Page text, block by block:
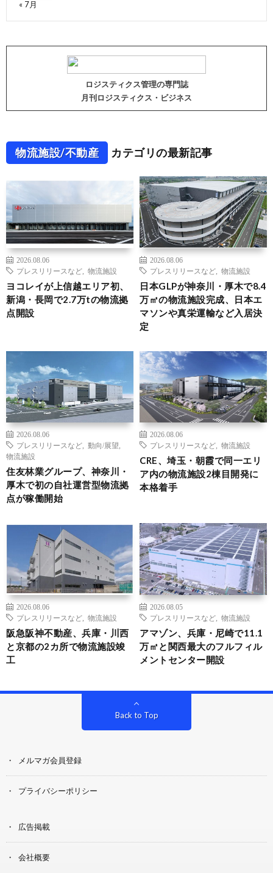
« 7月
ロジスティクス管理の専門誌
月刊ロジスティクス・ビジネス
物流施設/不動産 カテゴリの最新記事
2026.08.06
プレスリリースなど
物流施設
ヨコレイが上信越エリア初、
新潟・長岡で2.7万tの物流拠
点開設
2026.08.06
プレスリリースなど
物流施設
日本GLPが神奈川・厚木で8.4
万㎡の物流施設完成、日本エ
マソンや真栄運輸など入居決
定
2026.08.06
プレスリリースなど
動向/展望
物流施設
住友林業グループ、神奈川・
厚木で初の自社運営型物流拠
点が稼働開始
2026.08.06
プレスリリースなど
物流施設
CRE、埼玉・朝霞で同一エリ
ア内の物流施設2棟目開発に
本格着手
2026.08.06
プレスリリースなど
物流施設
阪急阪神不動産、兵庫・川西
と京都の2カ所で物流施設竣
工
2026.08.05
プレスリリースなど
物流施設
アマゾン、兵庫・尼崎で11.1
万㎡と関西最大のフルフィル
メントセンター開設
Back to Top
メルマガ会員登録
プライバシーポリシー
広告掲載
会社概要